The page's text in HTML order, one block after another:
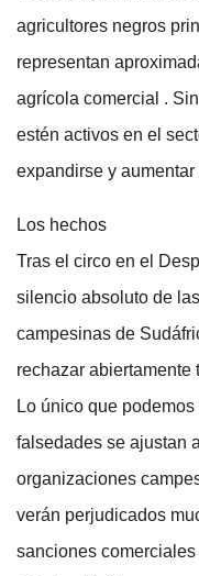
agricultores negros
representan
agrícola comercial .
estén activos en el
expandirse y
Los hechos
Tras el circo en el
silencio absoluto de
campesinas de
rechazar abiertamente
Lo único que
falsedades se ajustan
organizaciones
verán perjudicados
sanciones